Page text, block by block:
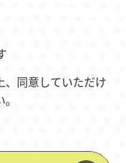
、同意していただけ